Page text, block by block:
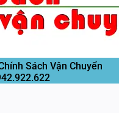
Sách Vận Chuyển